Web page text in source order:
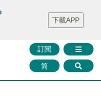
財華證券 媒體矩陣
智庫沙龍
聯絡我們
訂閱
简
下載APP